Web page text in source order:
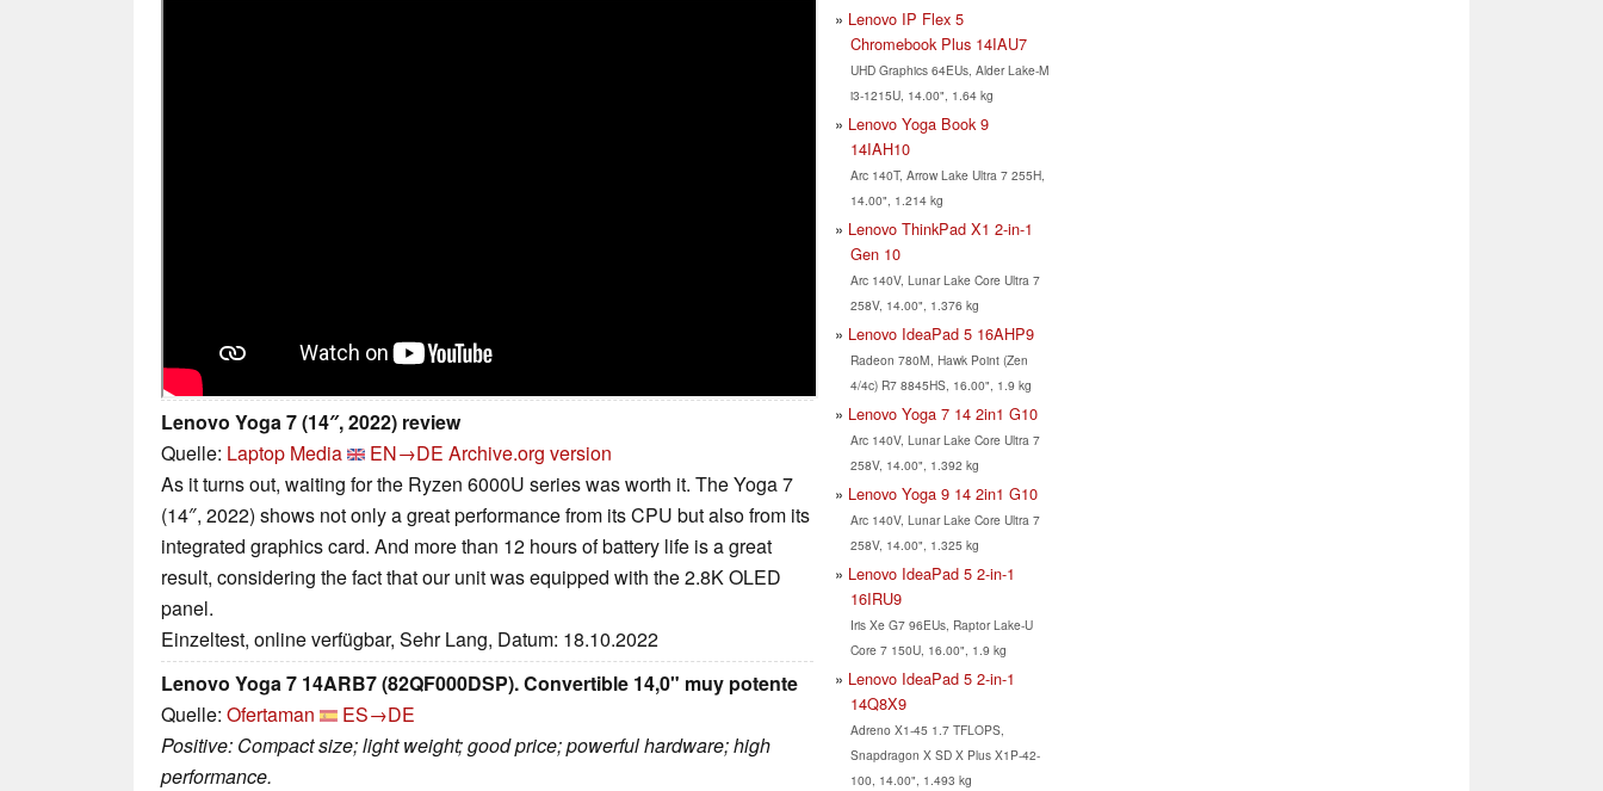
Lenovo Yoga 7 (14″, 2022) review
Quelle: Laptop Media EN→DE Archive.org version
As it turns out, waiting for the Ryzen 6000U series was worth it. The Yoga 7
(14″, 2022) shows not only a great performance from its CPU but also from its
integrated graphics card. And more than 12 hours of battery life is a great
result, considering the fact that our unit was equipped with the 2.8K OLED
panel.
Einzeltest, online verfügbar, Sehr Lang, Datum: 18.10.2022
Lenovo Yoga 7 14ARB7 (82QF000DSP). Convertible 14,0" muy potente
Quelle: Ofertaman
ES→DE
Positive: Compact size; light weight; good price; powerful hardware; high
performance.
Lenovo IP Flex 5
Chromebook Plus 14IAU7
UHD Graphics 64EUs, Alder Lake-M
i3-1215U, 14.00", 1.64 kg
Lenovo Yoga Book 9
14IAH10
Arc 140T, Arrow Lake Ultra 7 255H,
14.00", 1.214 kg
Lenovo ThinkPad X1 2-in-1
Gen 10
Arc 140V, Lunar Lake Core Ultra 7
258V, 14.00", 1.376 kg
Lenovo IdeaPad 5 16AHP9
Radeon 780M, Hawk Point (Zen
4/4c) R7 8845HS, 16.00", 1.9 kg
Lenovo Yoga 7 14 2in1 G10
Arc 140V, Lunar Lake Core Ultra 7
258V, 14.00", 1.392 kg
Lenovo Yoga 9 14 2in1 G10
Arc 140V, Lunar Lake Core Ultra 7
258V, 14.00", 1.325 kg
Lenovo IdeaPad 5 2-in-1
16IRU9
Iris Xe G7 96EUs, Raptor Lake-U
Core 7 150U, 16.00", 1.9 kg
Lenovo IdeaPad 5 2-in-1
14Q8X9
Adreno X1-45 1.7 TFLOPS,
Snapdragon X SD X Plus X1P-42-
100, 14.00", 1.493 kg